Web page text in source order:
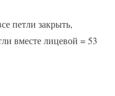
петли закрыть,
вместе лицевой = 53